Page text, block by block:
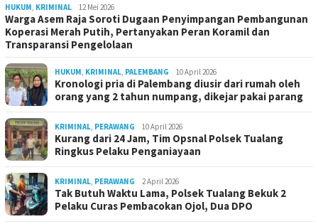
HUKUM, KRIMINAL 12 Mei 2026
Warga Asem Raja Soroti Dugaan Penyimpangan Pembangunan
Koperasi Merah Putih, Pertanyakan Peran Koramil dan
Transparansi Pengelolaan
HUKUM, KRIMINAL, PALEMBANG 10 April 2026
Kronologi pria di Palembang diusir dari rumah oleh
orang yang 2 tahun numpang, dikejar pakai parang
KRIMINAL, PERAWANG 10 April 2026
Kurang dari 24 Jam, Tim Opsnal Polsek Tualang
Ringkus Pelaku Penganiayaan
KRIMINAL, PERAWANG 2 April 2026
Tak Butuh Waktu Lama, Polsek Tualang Bekuk 2
Pelaku Curas Pembacokan Ojol, Dua DPO